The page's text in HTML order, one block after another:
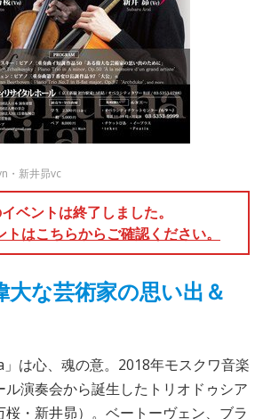
・新井昴vc
ベントは終了しました。
はこちらからご確認ください。
な芸術家の思い出＆
は心、魂の意。2018年モスクワ音楽
演奏会から誕生したトリオドゥシア
桜・新井昴）。ベートーヴェン、ブラ